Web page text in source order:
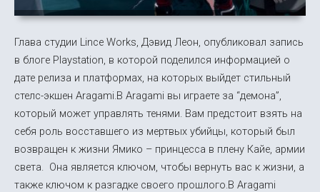
Глава студии Lince Works, Дэвид Леон, опубликовал запись
в блоге Playstation, в которой поделился информацией о
дате релиза и платформах, на которых выйдет стильный
стелс-экшен Aragami.В Aragami вы играете за “демона”,
который может управлять тенями. Вам предстоит взять на
себя роль восставшего из мертвых убийцы, который был
возвращен к жизни Ямико – принцесса в плену Кайе, армии
света. Она является ключом, чтобы вернуть вас к жизни, а
также ключом к разгадке своего прошлого.В Aragami